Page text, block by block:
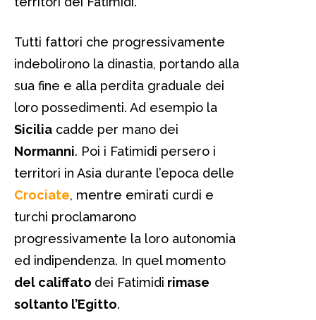
Tutti fattori che progressivamente
indebolirono la dinastia, portando alla
sua fine e alla perdita graduale dei
loro possedimenti. Ad esempio la
Sicilia cadde per mano dei
Normanni. Poi i Fatimidi persero i
territori in Asia durante l’epoca delle
Crociate, mentre emirati curdi e
turchi proclamarono
progressivamente la loro autonomia
ed indipendenza. In quel momento
del califfato dei Fatimidi rimase
soltanto l’Egitto.